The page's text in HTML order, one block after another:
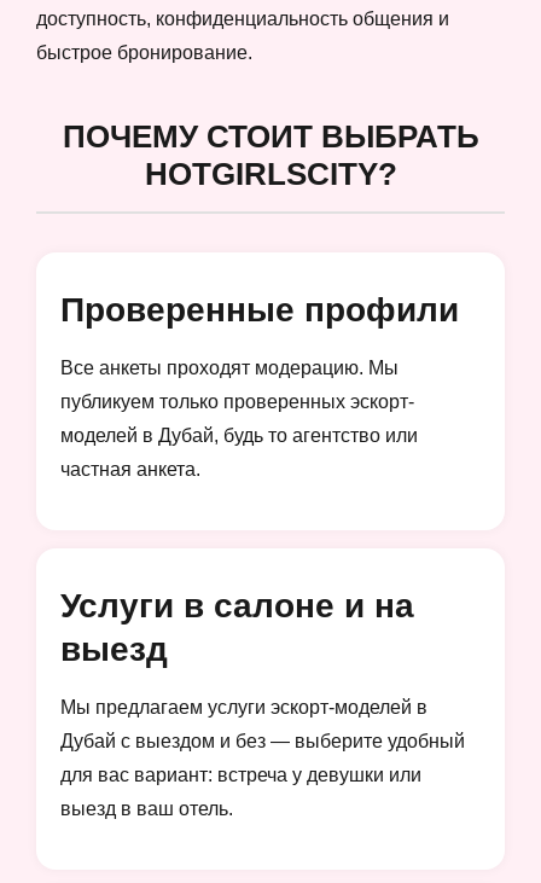
доступность, конфиденциальность общения и
быстрое бронирование.
ПОЧЕМУ СТОИТ ВЫБРАТЬ
HOTGIRLSCITY?
Проверенные профили
Все анкеты проходят модерацию. Мы
публикуем только проверенных эскорт-
моделей в Дубай, будь то агентство или
частная анкета.
Услуги в салоне и на
выезд
Мы предлагаем услуги эскорт-моделей в
Дубай с выездом и без — выберите удобный
для вас вариант: встреча у девушки или
выезд в ваш отель.